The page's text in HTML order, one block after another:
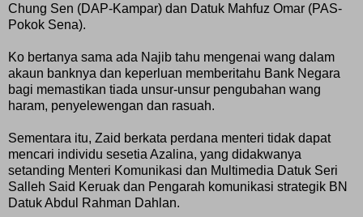
Chung Sen (DAP-Kampar) dan Datuk Mahfuz Omar (PAS-
Pokok Sena).
Ko bertanya sama ada Najib tahu mengenai wang dalam
akaun banknya dan keperluan memberitahu Bank Negara
bagi memastikan tiada unsur-unsur pengubahan wang
haram, penyelewengan dan rasuah.
Sementara itu, Zaid berkata perdana menteri tidak dapat
mencari individu sesetia Azalina, yang didakwanya
setanding Menteri Komunikasi dan Multimedia Datuk Seri
Salleh Said Keruak dan Pengarah komunikasi strategik BN
Datuk Abdul Rahman Dahlan.